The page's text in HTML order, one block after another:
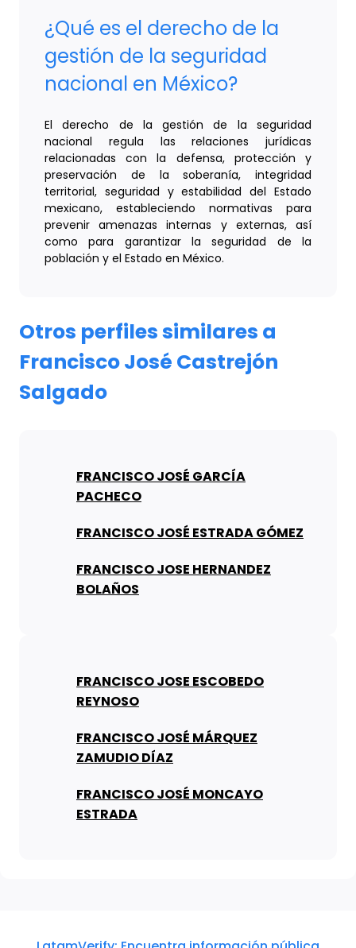
¿Qué es el derecho de la
gestión de la seguridad
nacional en México?
El derecho de la gestión de la seguridad
nacional regula las relaciones jurídicas
relacionadas con la defensa, protección y
preservación de la soberanía, integridad
territorial, seguridad y estabilidad del Estado
mexicano, estableciendo normativas para
prevenir amenazas internas y externas, así
como para garantizar la seguridad de la
población y el Estado en México.
Otros perfiles similares a
Francisco José Castrejón
Salgado
FRANCISCO JOSÉ GARCÍA
PACHECO
FRANCISCO JOSÉ ESTRADA GÓMEZ
FRANCISCO JOSE HERNANDEZ
BOLAÑOS
FRANCISCO JOSE ESCOBEDO
REYNOSO
FRANCISCO JOSÉ MÁRQUEZ
ZAMUDIO DÍAZ
FRANCISCO JOSÉ MONCAYO
ESTRADA